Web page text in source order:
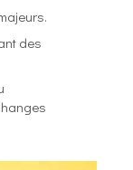
des